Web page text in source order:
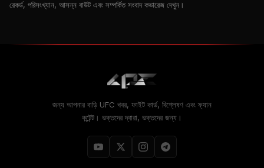
রেকর্ড, পরিসংখ্যান, আসন্ন বাউট এবং সম্পর্কিত সংবাদ কভারেজ দেখুন।
জন্য আপনার বাড়ি UFC খবর, ফাইট কার্ড, বিশ্লেষণ এবং ফ্যান
কন্টেন্ট। ভক্তদের দ্বারা, ভক্তদের জন্য।